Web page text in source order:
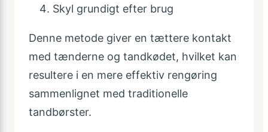
Skyl grundigt efter brug
Denne metode giver en tættere kontakt
med tænderne og tandkødet, hvilket kan
resultere i en mere effektiv rengøring
sammenlignet med traditionelle
tandbørster.